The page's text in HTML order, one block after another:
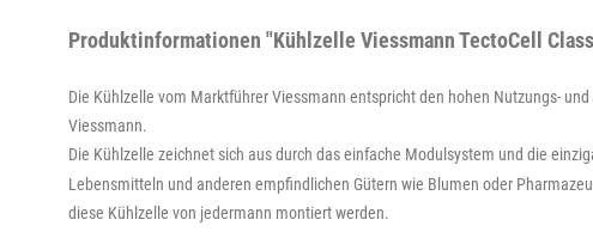
Produktinformationen "Kühlzelle Viessmann TectoCell
Die Kühlzelle vom Marktführer Viessmann entspricht den hohen Nutzungs-
Viessmann.
Die Kühlzelle zeichnet sich aus durch das einfache Modulsystem und die
Lebensmitteln und anderen empfindlichen Gütern wie Blumen oder
diese Kühlzelle von jedermann montiert werden.